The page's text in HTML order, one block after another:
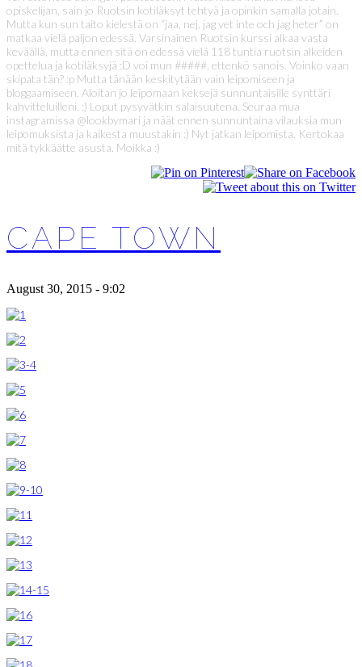
opiskelijan, sain jo Ruotsin kotiläksyt tehtyä ja opinkin samalla jotain.
Mutta kun sun taito kielestä on “jaa, nej, jag vet inte och jag heter” on
matkaa vielä paljon edessä. Varsinainen Ruotsin kurssi alkaa vasta
keväällä, mutta ennen sitä on edessä vielä 118 tuntia ruotsin alkeiden
opettelua ja kotiläksyjä :D voi mun #####, ettenkö sanois. Voinko vaan
skipata tän? :p Mutta tänään keskitytään vain leipomiseen ja
bloggaamiseen. Aloitan jo leipomaan keksejä sunnuntaisille synttäri
kahvitteluilleni. :) Loput pysyvätkin salaisuutena. Seuraa mua
instagramissa @lookbymari ja näät ennen sunnuntaina vilauksia mun
leipomuksista ja kaikesta muustakin :) Nyt jatkan leipomista. Kertokaa
mitä tykkäätte asusta. Moikka :)
CAPE TOWN
August 30, 2015 - 9:02